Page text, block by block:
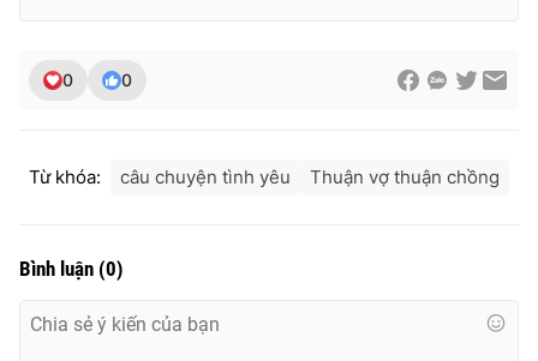
0 0
Từ khóa: câu chuyện tình yêu Thuận vợ thuận chồng
Bình luận (0)